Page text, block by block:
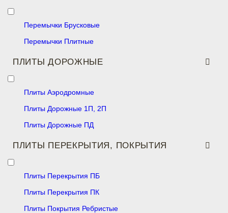
Перемычки Брусковые
Перемычки Плитные
ПЛИТЫ ДОРОЖНЫЕ
Плиты Аэродромные
Плиты Дорожные 1П, 2П
Плиты Дорожные ПД
ПЛИТЫ ПЕРЕКРЫТИЯ, ПОКРЫТИЯ
Плиты Перекрытия ПБ
Плиты Перекрытия ПК
Плиты Покрытия Ребристые